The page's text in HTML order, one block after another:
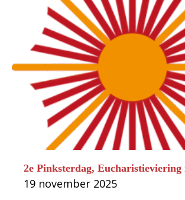
2e Pinksterdag,
19 november 2025